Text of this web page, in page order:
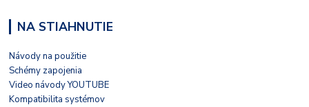
NA STIAHNUTIE
Návody na použitie
Schémy zapojenia
Video návody YOUTUBE
Kompatibilita systémov